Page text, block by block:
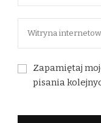
Zapamiętaj
pisania